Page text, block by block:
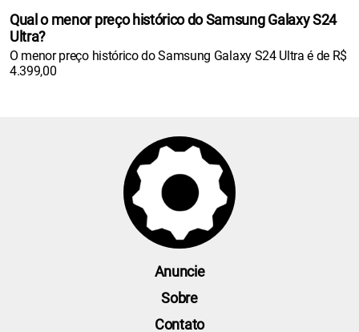
Qual o menor preço histórico do Samsung Galaxy S24
Ultra?
O menor preço histórico do Samsung Galaxy S24 Ultra é de R$
4.399,00
Anuncie
Sobre
Contato